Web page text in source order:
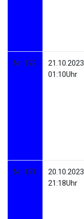
Nr. 172
21.10.2023
01:10Uhr
Nr. 171
20.10.2023
21:18Uhr